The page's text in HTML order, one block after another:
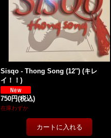
Sisqo - Thong Song (12'') (キレ
イ！！)
750円(税込)
在庫わずか